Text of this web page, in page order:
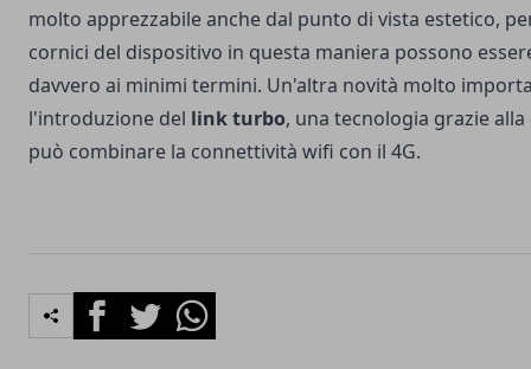
molto apprezzabile anche dal punto di vista estetico,
cornici del dispositivo in questa maniera possono
davvero ai minimi termini. Un'altra novità molto
l'introduzione del link turbo, una tecnologia grazie alla
può combinare la connettività wifi con il 4G.
FacebookTwitterWhatsapp